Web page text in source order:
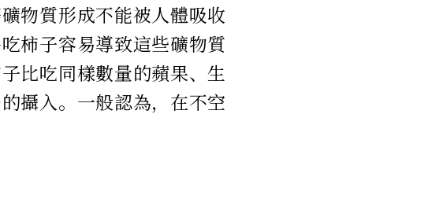
物質形成不能被人體吸收
柿子容易導致這些礦物質
比吃同樣數量的蘋果、生
攝入。一般認為，在不空